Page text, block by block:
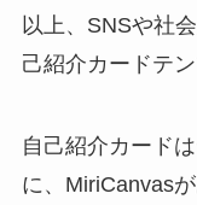
以上、SNSや社
己紹介カードテ
自己紹介カード
に、MiriCanvas